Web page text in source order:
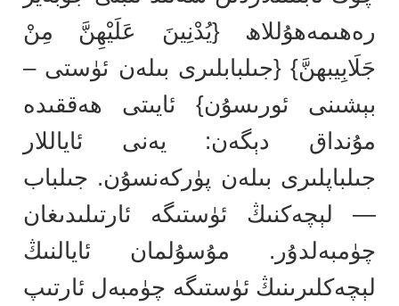
رەھىمەھۇللاھ {يُدْنِينَ عَلَيْهِنَّ مِنْ
جَلَابِيبهنَّ} {جىلبابلىرى بىلەن ئۈستى –
بېشىنى ئورىسۇن} ئايىتى ھەققىدە
مۇنداق دېگەن: يەنى ئاياللار
جىلباپلىرى بىلەن پۈركەنسۇن. جىلباب
— لېچەكنىڭ ئۈستىگە ئارتىلىدىغان
چۈمبەلدۇر. مۇسۇلمان ئايالنىڭ
لېچەكلىرىنىڭ ئۈستىگە چۈمبەل ئارتىپ